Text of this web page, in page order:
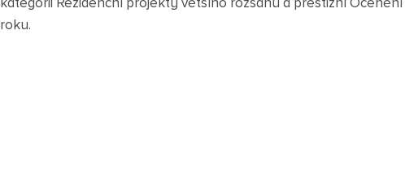
kategorii Rezidenční projekty většího rozsahu a prestižní
roku.